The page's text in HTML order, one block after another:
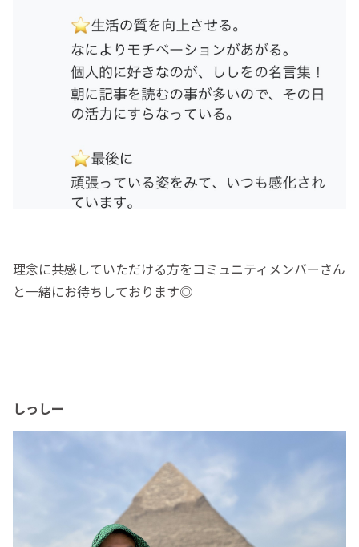
理念に共感していただける方をコミュニティメンバーさん
と一緒にお待ちしております◎
しっしー